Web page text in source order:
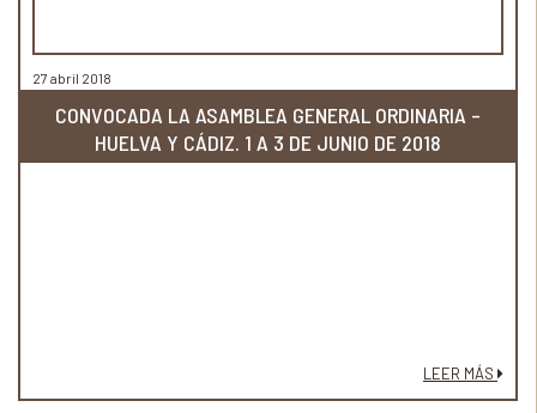
27 abril 2018
CONVOCADA LA ASAMBLEA GENERAL ORDINARIA –
HUELVA Y CÁDIZ. 1 A 3 DE JUNIO DE 2018
LEER MÁS